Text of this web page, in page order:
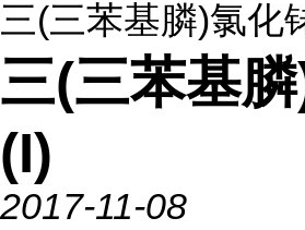
三(三苯基膦)氯化
三(三苯基
(I)
2017-11-08